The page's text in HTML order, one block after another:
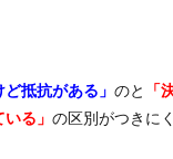
ど抵抗がある」 のと
「
る」 の区別がつきに